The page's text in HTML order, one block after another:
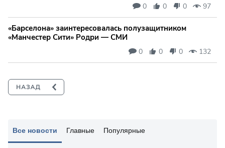
Все новости Главные Популярные
0 0 0 97
«Барселона» заинтересовалась полузащитником
«Манчестер Сити» Родри — СМИ
0 0 0 132